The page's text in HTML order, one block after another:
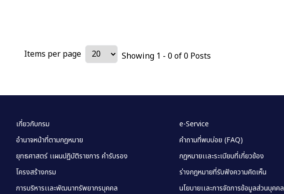
Items per page Showing 1 - 0of0 Posts
เกี่ยวกับกรม
อำนาจหน้าที่ตามกฎหมาย
ยุทธศาสตร์ เเผนปฏิบัติราชการ คำรับรอง
โครงสร้างกรม
การบริหารเเละพัฒนาทรัพยากรบุคคล
e-Service
คำถามที่พบบ่อย (FAQ)
กฎหมายเเละระเบียบที่เกี่ยวข้อง
ร่างกฎหมายที่รับฟังความคิดเห็น
นโยบายเเละการจัดการข้อมูลส่วนบุคคล